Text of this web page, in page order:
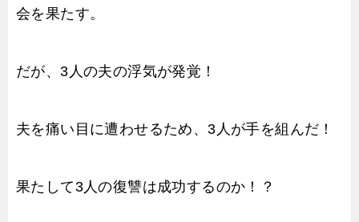
会を果たす。
だが、3人の夫の浮気が発覚！
夫を痛い目に遭わせるため、3人が手を組んだ！
果たして3人の復讐は成功するのか！？